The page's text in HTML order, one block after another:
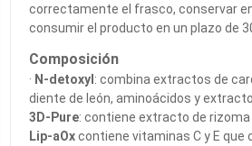
correctamente el frasco, conservar
consumir el producto en un plazo de
Composición
· N-detoxyl: combina extractos de
diente de león, aminoácidos y extracto
3D-Pure: contiene extracto de rizoma
Lip-aOxcontiene vitaminas C y E que